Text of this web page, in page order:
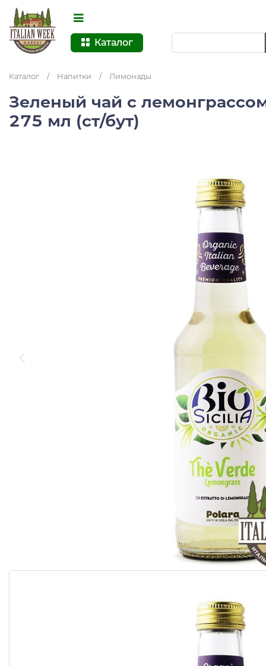
Каталог
Каталог / Напитки / Лимонады
Зеленый чай с
275 мл (ст/бут)